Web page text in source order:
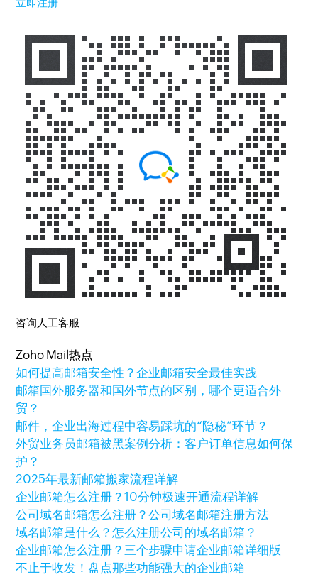
立即注册
咨询人工客服
Zoho Mail热点
如何提高邮箱安全性？企业邮箱安全最佳实践
邮箱国外服务器和国外节点的区别，哪个更适合外
贸？
邮件，企业出海过程中容易踩坑的“隐秘”环节？
外贸业务员邮箱被黑案例分析：客户订单信息如何保
护？
2025年最新邮箱搬家流程详解
企业邮箱怎么注册？10分钟极速开通流程详解
公司域名邮箱怎么注册？公司域名邮箱注册方法
域名邮箱是什么？怎么注册公司的域名邮箱？
企业邮箱怎么注册？三个步骤申请企业邮箱详细版
不止于收发！盘点那些功能强大的企业邮箱